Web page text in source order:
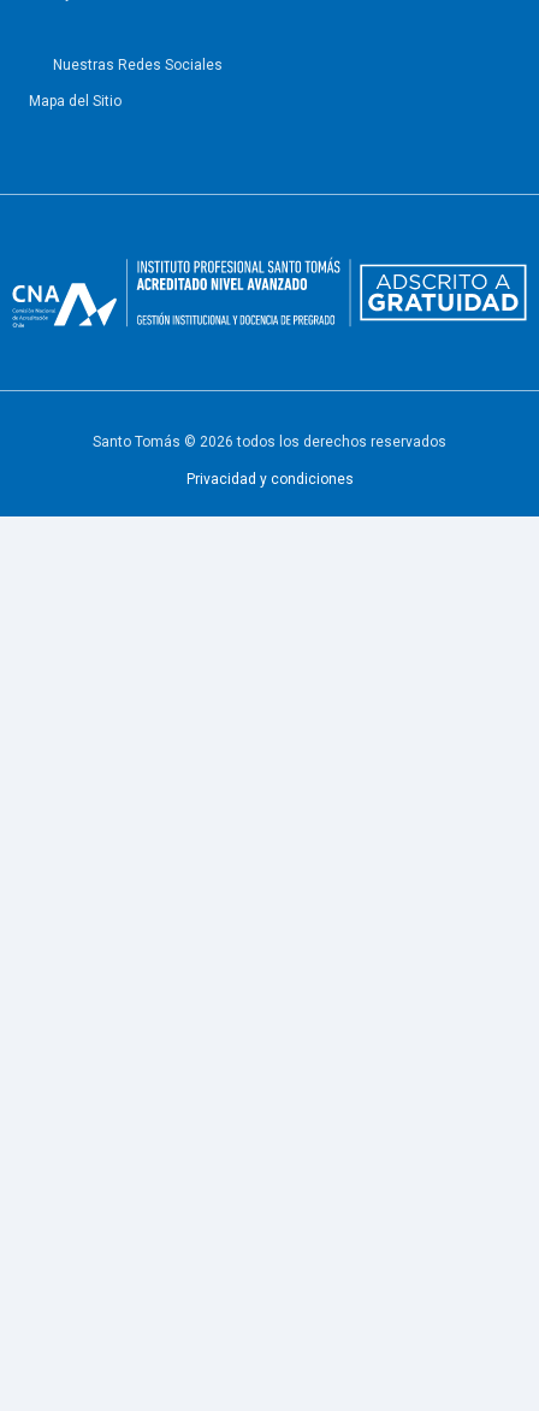
Nuestras Redes Sociales
Mapa del Sitio
Santo Tomás © 2026 todos los derechos reservados
Privacidad y condiciones